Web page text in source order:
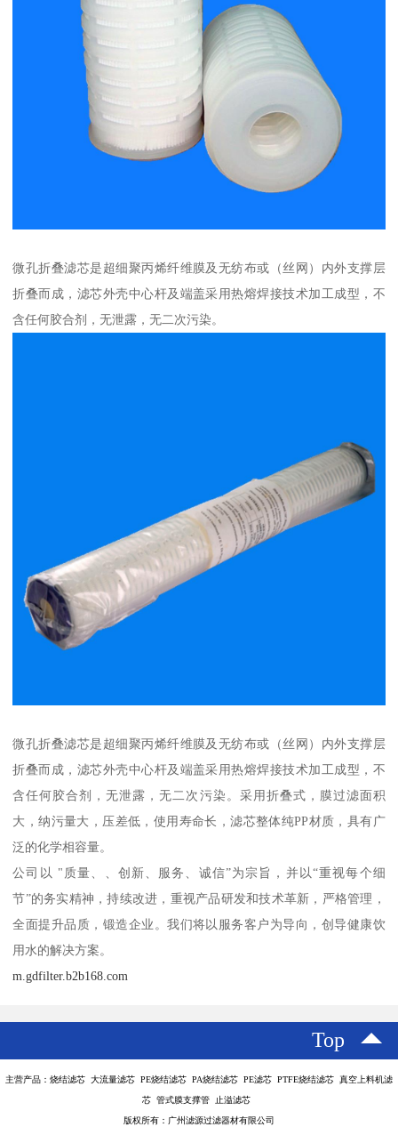
微孔折叠滤芯是超细聚丙烯纤维膜及无纺布或（丝网）内外支撑层
折叠而成，滤芯外壳中心杆及端盖采用热熔焊接技术加工成型，不
含任何胶合剂，无泄露，无二次污染。
微孔折叠滤芯是超细聚丙烯纤维膜及无纺布或（丝网）内外支撑层
折叠而成，滤芯外壳中心杆及端盖采用热熔焊接技术加工成型，不
含任何胶合剂，无泄露，无二次污染。采用折叠式，膜过滤面积
大，纳污量大，压差低，使用寿命长，滤芯整体纯PP材质，具有广
泛的化学相容量。
公司以 "质量、、创新、服务、诚信”为宗旨，并以“重视每个细
节”的务实精神，持续改进，重视产品研发和技术革新，严格管理，
全面提升品质，锻造企业。我们将以服务客户为导向，创导健康饮
用水的解决方案。
m.gdfilter.b2b168.com
Top
主营产品：烧结滤芯 大流量滤芯 PE烧结滤芯 PA烧结滤芯 PE滤芯 PTFE烧结滤芯 真空上料机滤
芯 管式膜支撑管 止溢滤芯
版权所有：广州滤源过滤器材有限公司